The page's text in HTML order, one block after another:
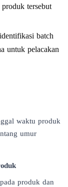
tersebut
batch
untuk pelacakan
waktu produk
umur
produk dan